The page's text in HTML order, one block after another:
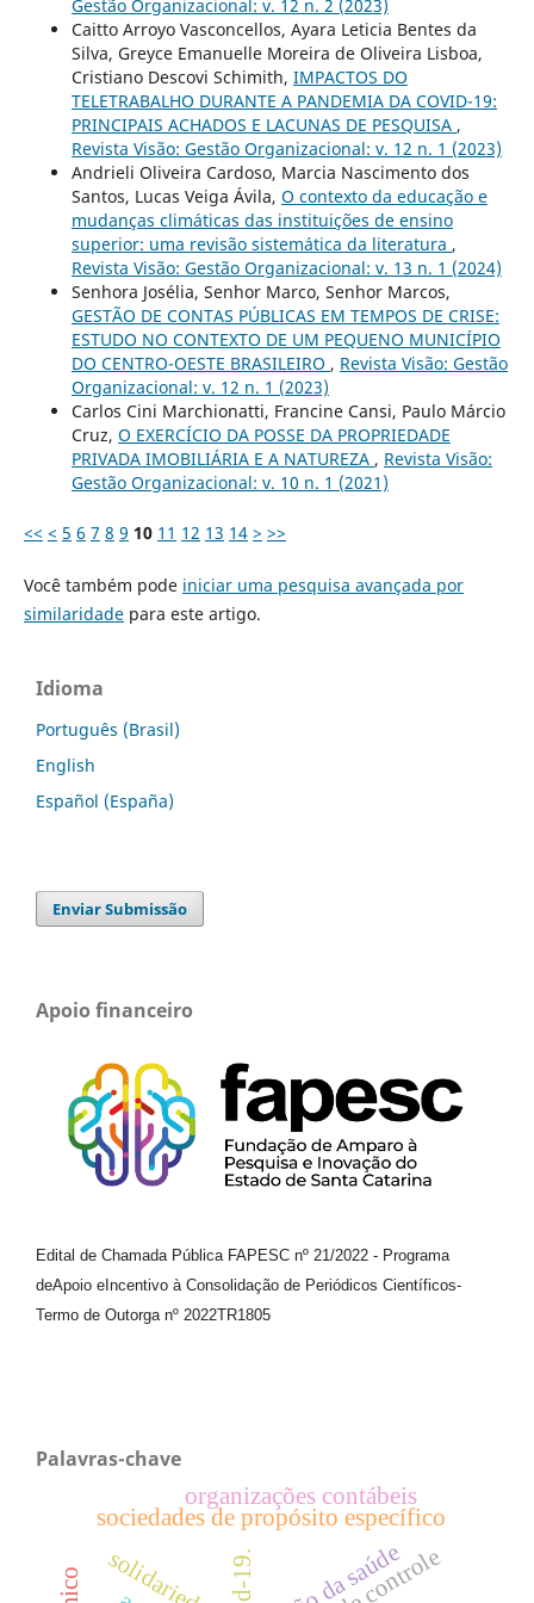
Gestão Organizacional: v. 12 n. 2 (2023)
Caitto Arroyo Vasconcellos, Ayara Leticia Bentes da
Silva, Greyce Emanuelle Moreira de Oliveira Lisboa,
Cristiano Descovi Schimith, IMPACTOS DO
TELETRABALHO DURANTE A PANDEMIA DA COVID-19:
PRINCIPAIS ACHADOS E LACUNAS DE PESQUISA ,
Revista Visão: Gestão Organizacional: v. 12 n. 1 (2023)
Andrieli Oliveira Cardoso, Marcia Nascimento dos
Santos, Lucas Veiga Ávila, O contexto da educação e
mudanças climáticas das instituições de ensino
superior: uma revisão sistemática da literatura ,
Revista Visão: Gestão Organizacional: v. 13 n. 1 (2024)
Senhora Josélia, Senhor Marco, Senhor Marcos,
GESTÃO DE CONTAS PÚBLICAS EM TEMPOS DE CRISE:
ESTUDO NO CONTEXTO DE UM PEQUENO MUNICÍPIO
DO CENTRO-OESTE BRASILEIRO , Revista Visão: Gestão
Organizacional: v. 12 n. 1 (2023)
Carlos Cini Marchionatti, Francine Cansi, Paulo Márcio
Cruz, O EXERCÍCIO DA POSSE DA PROPRIEDADE
PRIVADA IMOBILIÁRIA E A NATUREZA , Revista Visão:
Gestão Organizacional: v. 10 n. 1 (2021)
<< < 5 6 7 8 9 10 11 12 13 14 > >>
Você também pode iniciar uma pesquisa avançada por
similaridadepara este artigo.
Idioma
Português (Brasil)
English
Español (España)
Enviar Submissão
Apoio financeiro
Edital de Chamada Pública FAPESC nº 21/2022 - Programa
deApoio e Incentivo à Consolidação de Periódicos Científicos-
Termo de Outorga nº 2022TR1805
Palavras-chave
sociedades de propósito específico
organizações contábeis